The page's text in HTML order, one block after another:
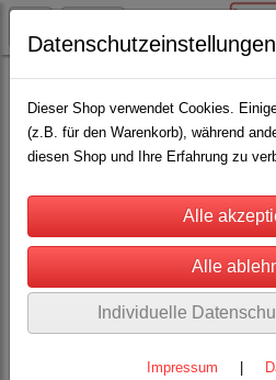
Heiniger Schermaschinen und
Schermaschinen Rinder u. Pferde(2)
Datenschutzeinstellungen
Dieser Shop verwendet Cookies.
(z.B. für den Warenkorb), während
diesen Shop und Ihre Erfahrung zu
Individuelle
Impressum